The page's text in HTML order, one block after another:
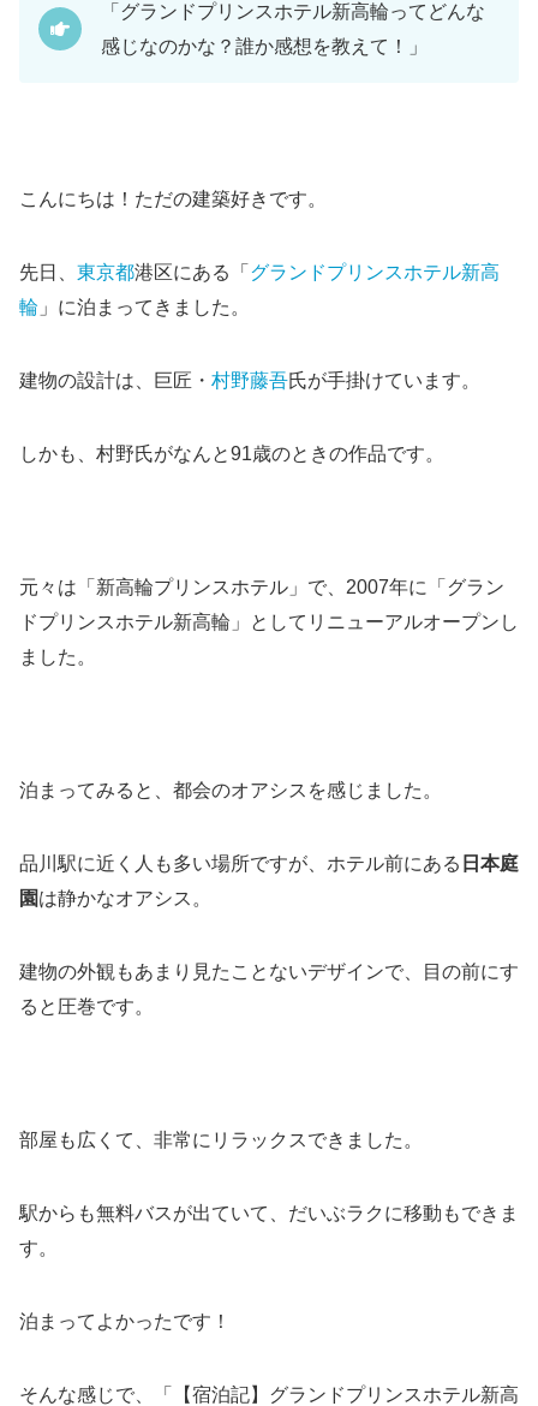
「グランドプリンスホテル新高輪ってどんな
感じなのかな？誰か感想を教えて！」
こんにちは！ただの建築好きです。
先日、 東京都港区にある「 グランドプリンスホテル新高
輪 」に泊まってきました。
建物の設計は、巨匠・ 村野藤吾氏が手掛けています。
しかも、村野氏がなんと91歳のときの作品です。
元々は「新高輪プリンスホテル」で、2007年に「グラン
ドプリンスホテル新高輪」としてリニューアルオープンし
ました。
泊まってみると、都会のオアシスを感じました。
品川駅に近く人も多い場所ですが、ホテル前にある 日本庭
園は静かなオアシス。
建物の外観もあまり見たことないデザインで、目の前にす
ると圧巻です。
部屋も広くて、非常にリラックスできました。
駅からも無料バスが出ていて、だいぶラクに移動もできま
す。
泊まってよかったです！
そんな感じで、「【宿泊記】グランドプリンスホテル新高